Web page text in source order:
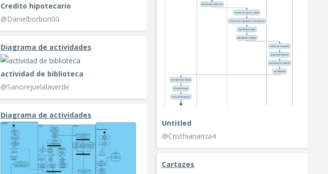
Credito hipotecario
@Danielborbon00
Untitled
@Cristhianariza4
Diagrama de actividades
actividad de biblioteca
@Sanorejuelalaverde
Diagrama de actividades
Cartazes